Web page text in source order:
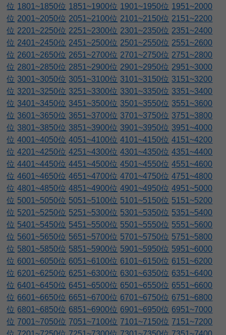
位 1801~1850位 1851~1900位 1901~1950位 1951~2000
位 2001~2050位 2051~2100位 2101~2150位 2151~2200
位 2201~2250位 2251~2300位 2301~2350位 2351~2400
位 2401~2450位 2451~2500位 2501~2550位 2551~2600
位 2601~2650位 2651~2700位 2701~2750位 2751~2800
位 2801~2850位 2851~2900位 2901~2950位 2951~3000
位 3001~3050位 3051~3100位 3101~3150位 3151~3200
位 3201~3250位 3251~3300位 3301~3350位 3351~3400
位 3401~3450位 3451~3500位 3501~3550位 3551~3600
位 3601~3650位 3651~3700位 3701~3750位 3751~3800
位 3801~3850位 3851~3900位 3901~3950位 3951~4000
位 4001~4050位 4051~4100位 4101~4150位 4151~4200
位 4201~4250位 4251~4300位 4301~4350位 4351~4400
位 4401~4450位 4451~4500位 4501~4550位 4551~4600
位 4601~4650位 4651~4700位 4701~4750位 4751~4800
位 4801~4850位 4851~4900位 4901~4950位 4951~5000
位 5001~5050位 5051~5100位 5101~5150位 5151~5200
位 5201~5250位 5251~5300位 5301~5350位 5351~5400
位 5401~5450位 5451~5500位 5501~5550位 5551~5600
位 5601~5650位 5651~5700位 5701~5750位 5751~5800
位 5801~5850位 5851~5900位 5901~5950位 5951~6000
位 6001~6050位 6051~6100位 6101~6150位 6151~6200
位 6201~6250位 6251~6300位 6301~6350位 6351~6400
位 6401~6450位 6451~6500位 6501~6550位 6551~6600
位 6601~6650位 6651~6700位 6701~6750位 6751~6800
位 6801~6850位 6851~6900位 6901~6950位 6951~7000
位 7001~7050位 7051~7100位 7101~7150位 7151~7200